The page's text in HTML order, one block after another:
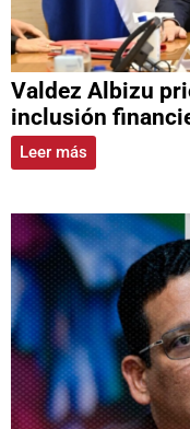
Valdez Albizu
inclusión
Leer más